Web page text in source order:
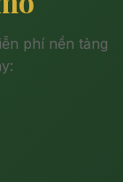
phí nền tảng